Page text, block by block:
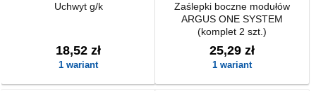
Uchwyt g/k
18,52 zł
1 wariant
Zaślepki boczne modułów
ARGUS ONE SYSTEM
(komplet 2 szt.)
25,29 zł
1 wariant